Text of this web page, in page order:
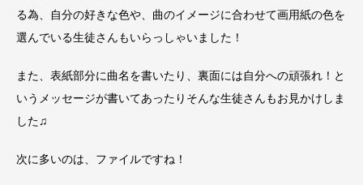
る為、自分の好きな色や、曲のイメージに合わせて画用紙の色を
選んでいる生徒さんもいらっしゃいました！
また、表紙部分に曲名を書いたり、裏面には自分への頑張れ！と
いうメッセージが書いてあったりそんな生徒さんもお見かけしま
した♫
次に多いのは、ファイルですね！